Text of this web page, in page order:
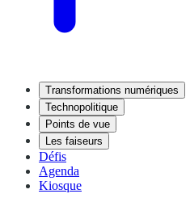
Transformations numériques
Technopolitique
Points de vue
Les faiseurs
Défis
Agenda
Kiosque